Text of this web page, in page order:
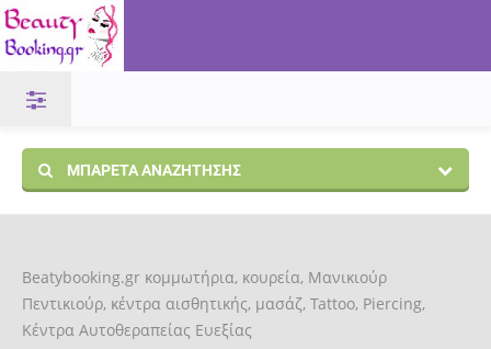
ΜΠΑΡΈΤΑ ΑΝΑΖΉΤΗΣΗΣ
Beatybooking.gr κομμωτήρια, κουρεία, Μανικιούρ
Πεντικιούρ, κέντρα αισθητικής, μασάζ, Tattoo, Piercing,
Κέντρα Αυτοθεραπείας Ευεξίας